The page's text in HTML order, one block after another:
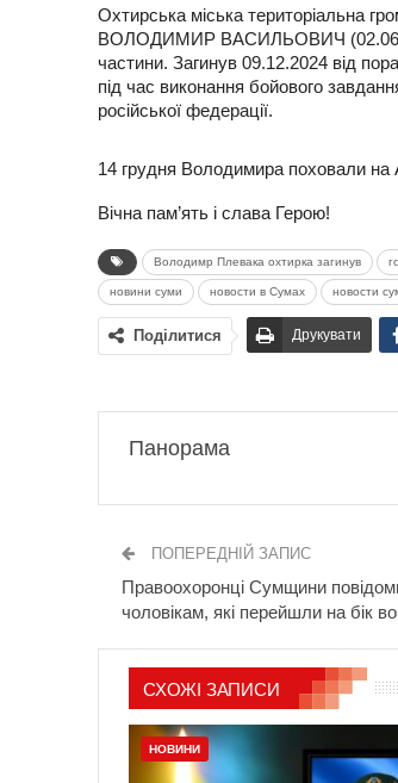
Охтирська міська територіальна
ВОЛОДИМИР ВАСИЛЬОВИЧ
частини. Загинув 09.12.2024 від
під час виконання бойового
російської федерації.
14 грудня Володимира поховали на
Вічна пам’ять і слава Герою!
Володимр Плевака охтирка загинув
новини суми новости в Сумах новости
Поділитися Друкувати
Панорама
ПОПЕРЕДНІЙ ЗАПИС
Правоохоронці Сумщини
чоловікам, які перейшли на бік
СХОЖІ ЗАПИСИ
НОВИНИ